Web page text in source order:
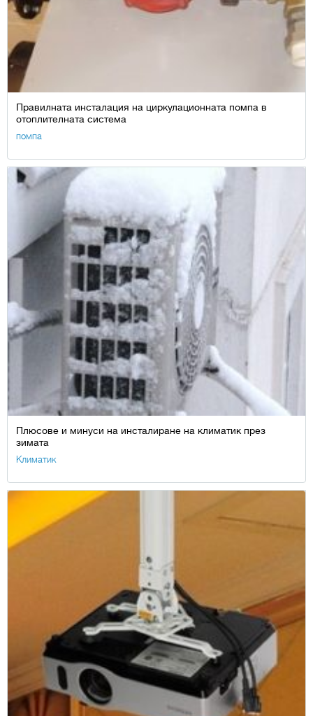
Правилната инсталация на циркулационната помпа в
отоплителната система
помпа
Плюсове и минуси на инсталиране на климатик през
зимата
Климатик